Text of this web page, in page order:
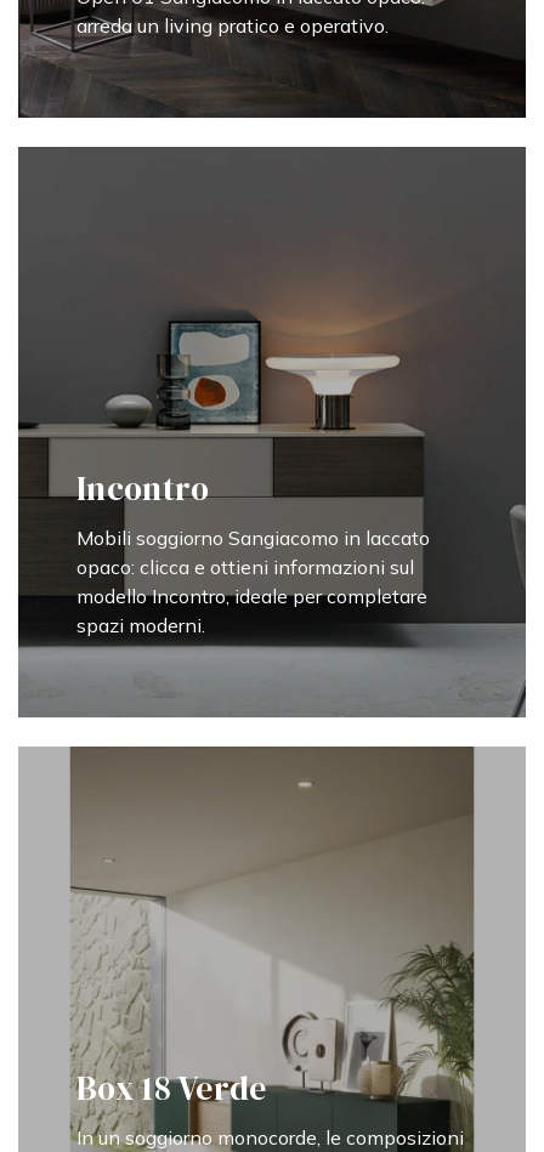
arreda un living pratico e operativo.
Incontro
Mobili soggiorno Sangiacomo in laccato
opaco: clicca e ottieni informazioni sul
modello Incontro, ideale per completare
spazi moderni.
Box 18 Verde
In un soggiorno monocorde, le composizioni